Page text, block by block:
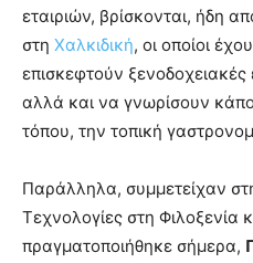
εταιριών, βρίσκονται, ήδη
στη Χαλκιδική, οι οποίοι
επισκεφτούν ξενοδοχειακές
αλλά και να γνωρίσουν
τόπου, την τοπική
Παράλληλα, συμμετείχαν
Τεχνολογίες στη Φιλοξενία
πραγματοποιήθηκε σήμερα,